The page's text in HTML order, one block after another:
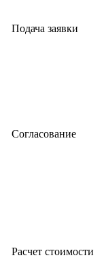
Подача заявки
Согласование
Расчет стоимости